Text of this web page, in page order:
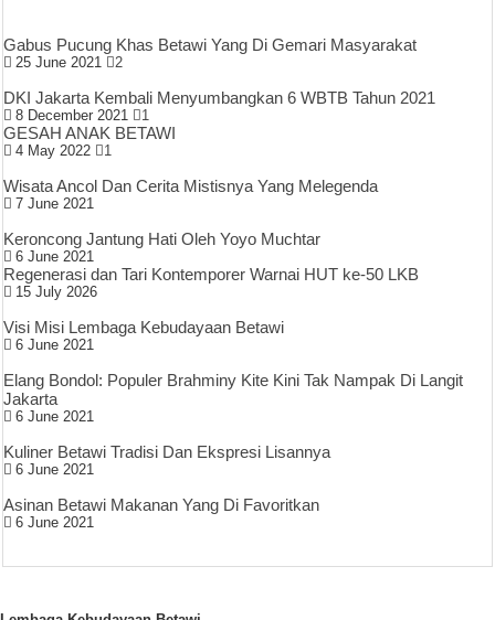
Gabus Pucung Khas Betawi Yang Di Gemari Masyarakat
25 June 2021 2
DKI Jakarta Kembali Menyumbangkan 6 WBTB Tahun 2021
8 December 2021 1
GESAH ANAK BETAWI
4 May 2022 1
Wisata Ancol Dan Cerita Mistisnya Yang Melegenda
7 June 2021
Keroncong Jantung Hati Oleh Yoyo Muchtar
6 June 2021
Regenerasi dan Tari Kontemporer Warnai HUT ke-50 LKB
15 July 2026
Visi Misi Lembaga Kebudayaan Betawi
6 June 2021
Elang Bondol: Populer Brahminy Kite Kini Tak Nampak Di Langit
Jakarta
6 June 2021
Kuliner Betawi Tradisi Dan Ekspresi Lisannya
6 June 2021
Asinan Betawi Makanan Yang Di Favoritkan
6 June 2021